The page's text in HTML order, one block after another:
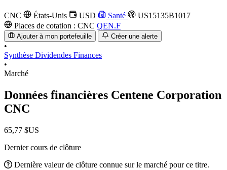
CNC États-Unis USD Santé
US15135B1017
Places de cotation : CNC QEN.F
Ajouter à mon portefeuille Créer une alerte
•
Synthèse Dividendes Finances
•
Marché
Données financières Centene Corporation
CNC
65,77 $US
Dernier cours de clôture
Dernière valeur de clôture connue sur le marché pour ce titre.